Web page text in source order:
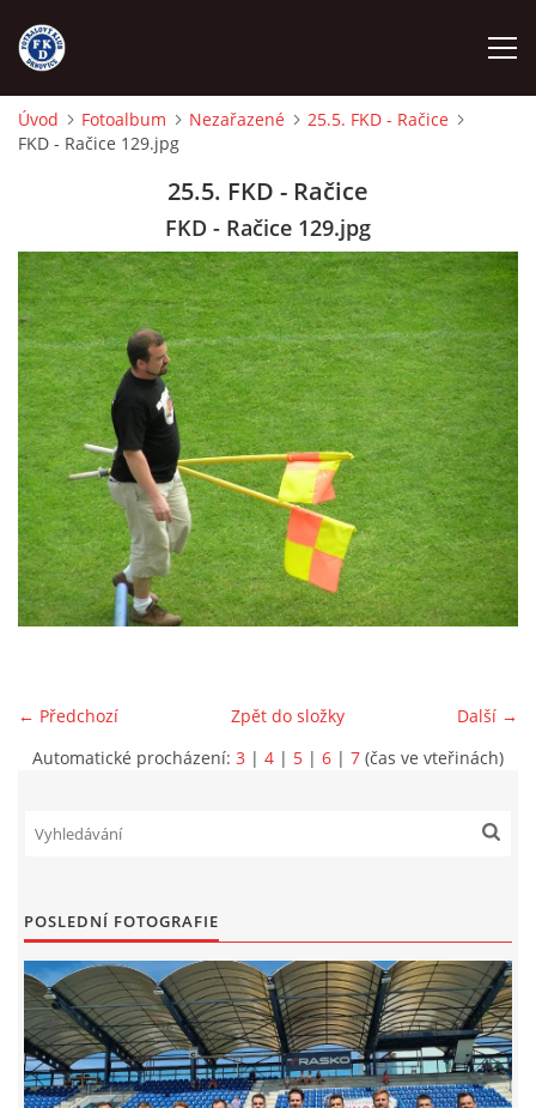
ÚVOD
FKD A
FKD B
STARŠÍ DOROST
STARŠÍ ŽÁCI
MLADŠÍ ŽÁCI
STARŠÍ PŘÍPRAVKA R 2012 + 2013
ARCHÍV
DOTACE
Úvod Fotoalbum Nezařazené
25.5. FKD - Račice
FKD - Račice 129.jpg
25.5. FKD - Račice
FKD - Račice 129.jpg
← Předchozí Další →
Zpět do složky
Automatické procházení: 3 | 4 | 5 | 6 | 7 (čas ve vteřinách)
POSLEDNÍ FOTOGRAFIE